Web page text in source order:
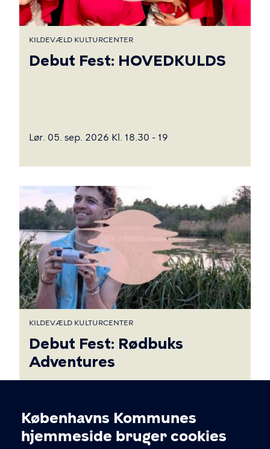
Cookieindstillinger
Københavns Kommunes
hjemmeside bruger cookies
KILDEVÆLD KULTURCENTER
Debut Fest: HOVEDKULDS
Lør. 05. sep. 2026 Kl. 18.30 - 19
KILDEVÆLD KULTURCENTER
Debut Fest: Rødbuks
Adventures
Lør. 05. sep. 2026 Kl. 18.30 - 19